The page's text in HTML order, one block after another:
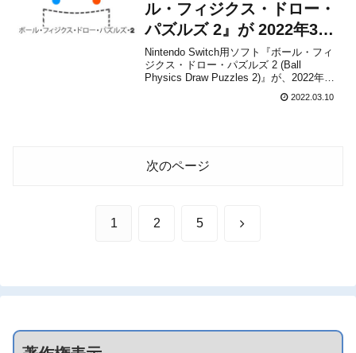
ル・フィジクス・ドロー・
パズルズ 2』が 2022年3月
10日から配信開始！
Nintendo Switch用ソフト『ボール・フィ
ジクス・ドロー・パズルズ 2 (Ball
Physics Draw Puzzles 2)』が、2022年3
価格は399円(税込)に設定されています。
2022.03.10
次のページ
1 2 5 次